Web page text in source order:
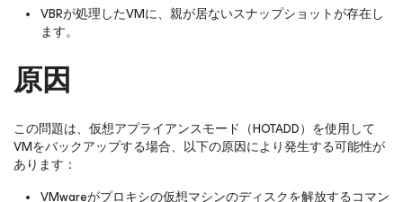
VBRが処理したVMに、親が居ないスナップショットが存在し
ます。
原因
この問題は、仮想アプライアンスモード（HOTADD）を使用して
VMをバックアップする場合、以下の原因により発生する可能性が
あります：
VMwareがプロキシの仮想マシンのディスクを解放するコマン